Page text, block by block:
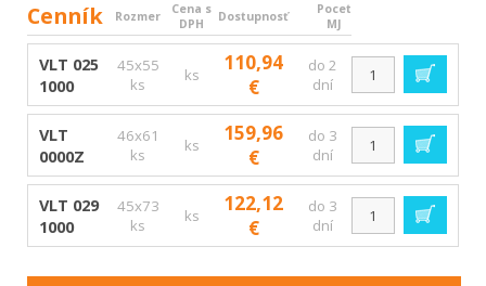
Cenník Rozmer
Cena s
DPH
Dostupnosť
Pocet
MJ
VLT 025
1000
45x55
ks
ks
110,94
€
do 2
dní
VLT
0000Z
46x61
ks
ks
159,96
€
do 3
dní
VLT 029
1000
45x73
ks
ks
122,12
€
do 3
dní